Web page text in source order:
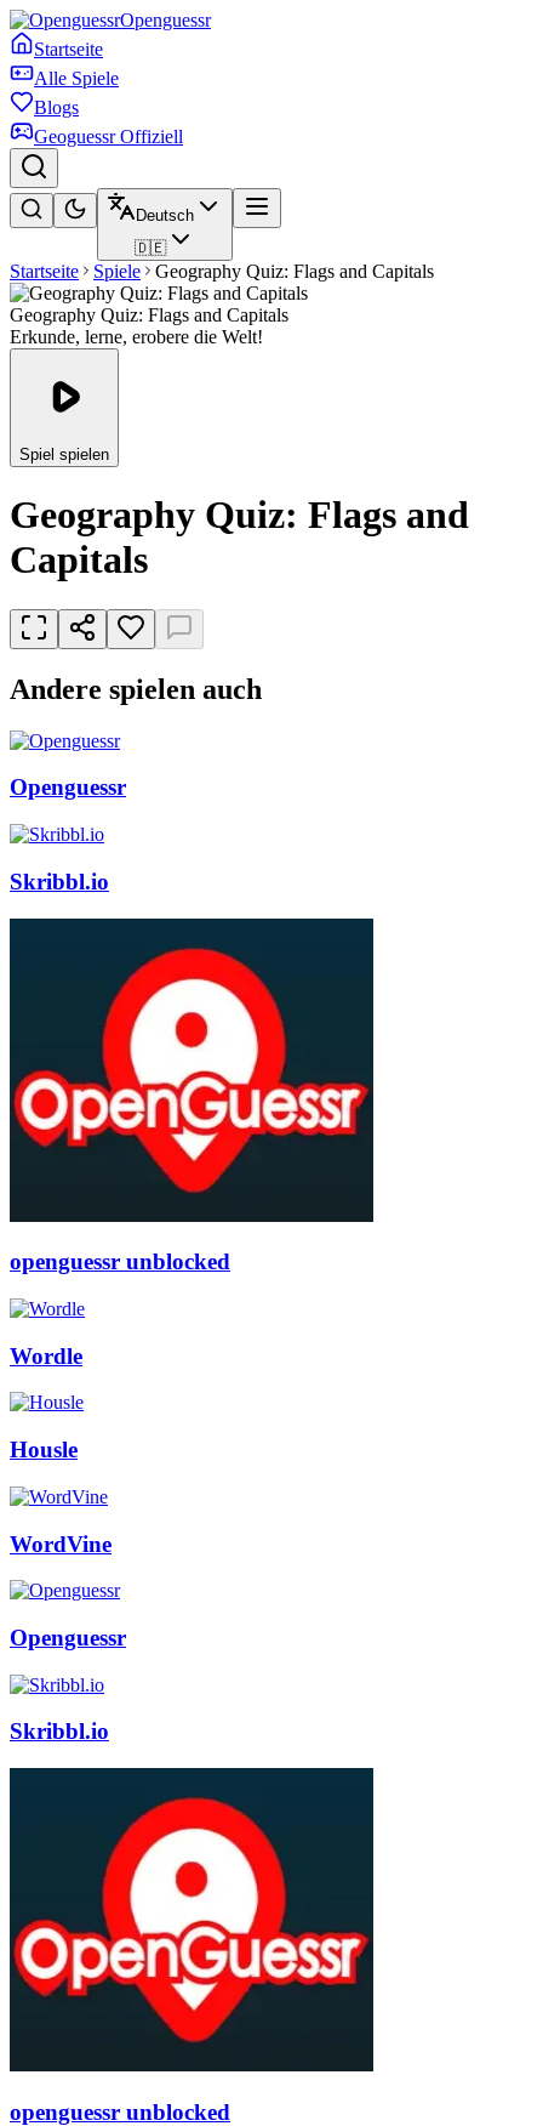
Openguessr
Startseite
Alle Spiele
Blogs
Geoguessr Offiziell
Deutsch
🇩🇪
Startseite Spiele Geography Quiz: Flags and Capitals
Geography Quiz: Flags and Capitals
Erkunde, lerne, erobere die Welt!
Spiel spielen
Geography Quiz: Flags and
Capitals
Andere spielen auch
Openguessr
Skribbl.io
openguessr unblocked
Wordle
Housle
WordVine
Openguessr
Skribbl.io
openguessr unblocked